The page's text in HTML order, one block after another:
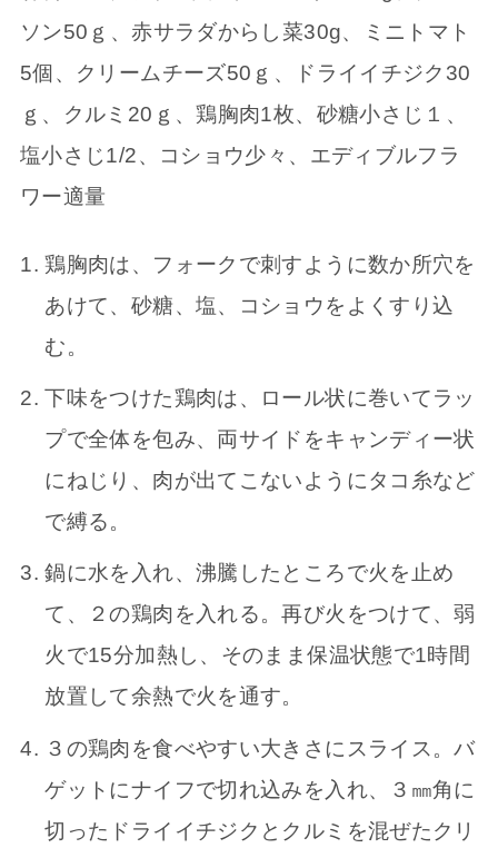
ソン50ｇ、赤サラダからし菜30g、ミニトマト
5個、クリームチーズ50ｇ、ドライイチジク30
ｇ、クルミ20ｇ、鶏胸肉1枚、砂糖小さじ１、
塩小さじ1/2、コショウ少々、エディブルフラ
ワー適量
鶏胸肉は、フォークで刺すように数か所穴を
あけて、砂糖、塩、コショウをよくすり込
む。
下味をつけた鶏肉は、ロール状に巻いてラッ
プで全体を包み、両サイドをキャンディー状
にねじり、肉が出てこないようにタコ糸など
で縛る。
鍋に水を入れ、沸騰したところで火を止め
て、２の鶏肉を入れる。再び火をつけて、弱
火で15分加熱し、そのまま保温状態で1時間
放置して余熱で火を通す。
３の鶏肉を食べやすい大きさにスライス。バ
ゲットにナイフで切れ込みを入れ、３㎜角に
切ったドライイチジクとクルミを混ぜたクリ